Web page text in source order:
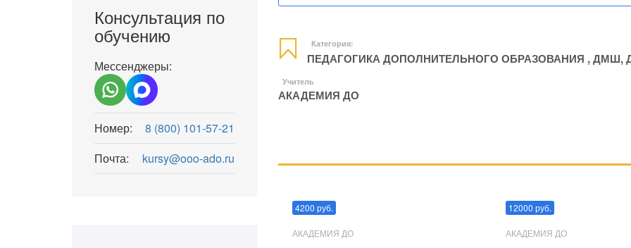
Консультация по
обучению
Мессенджеры:
Номер:
8 (800) 101-57-21
Почта:
kursy@ooo-ado.ru
Категория:
ПЕДАГОГИКА ДОПОЛНИТЕЛЬНОГО ОБРАЗОВАНИЯ ,ДМШ,
Учитель
АКАДЕМИЯ ДО
4200 руб.
АКАДЕМИЯ ДО
12000 руб.
АКАДЕМИЯ ДО